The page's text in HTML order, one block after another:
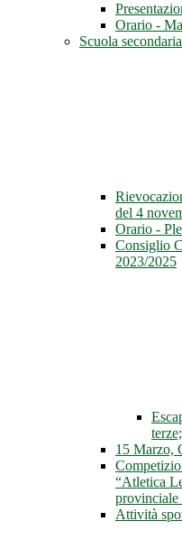
Orario -
Scuola
del 4
Orario -
Consiglio
2023/2025
terze;
15 Marzo,
“Atletica
Attività